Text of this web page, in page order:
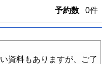
予約数 0件
資料もありますが、ご了